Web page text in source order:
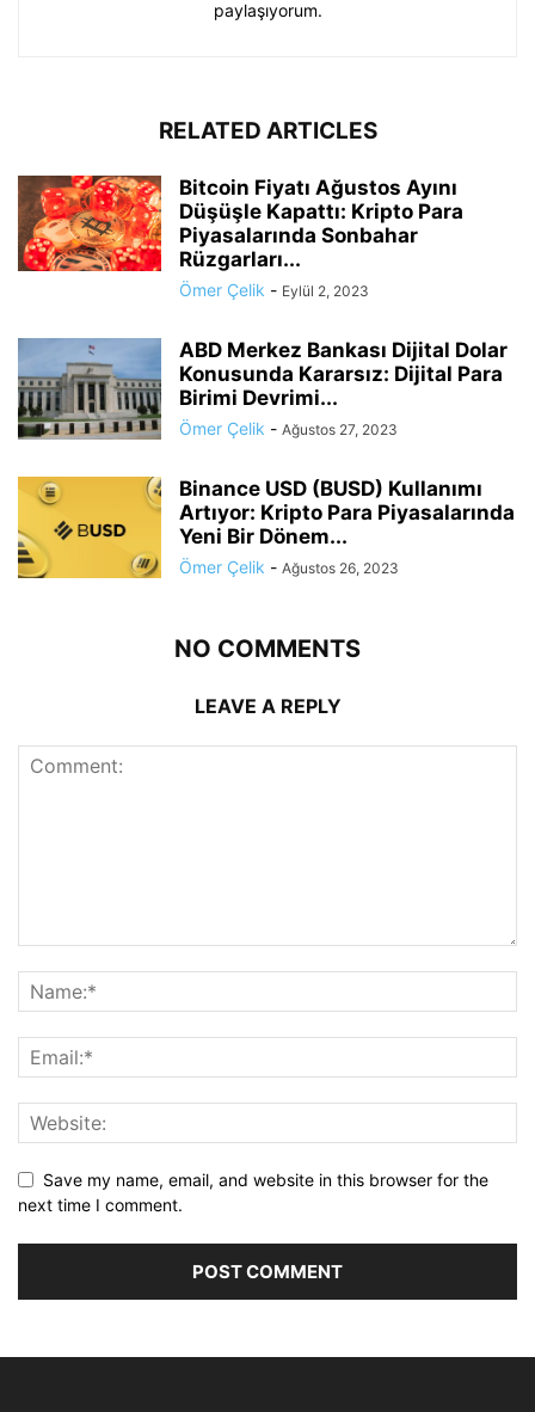
paylaşıyorum.
RELATED ARTICLES
Bitcoin Fiyatı Ağustos Ayını
Düşüşle Kapattı: Kripto Para
Piyasalarında Sonbahar
Rüzgarları...
Ömer Çelik - Eylül 2, 2023
ABD Merkez Bankası Dijital Dolar
Konusunda Kararsız: Dijital Para
Birimi Devrimi...
Ömer Çelik - Ağustos 27, 2023
Binance USD (BUSD) Kullanımı
Artıyor: Kripto Para Piyasalarında
Yeni Bir Dönem...
Ömer Çelik - Ağustos 26, 2023
NO COMMENTS
LEAVE A REPLY
Save my name, email, and website in this browser for the
next time I comment.